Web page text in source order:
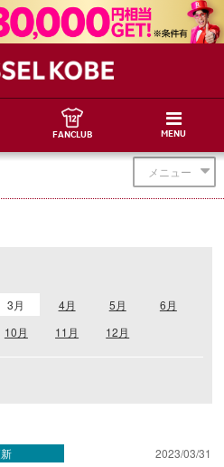
FANCLUB MENU
メニュー
3月 4月 5月
6月
10月 11月 12月
2023/03/31